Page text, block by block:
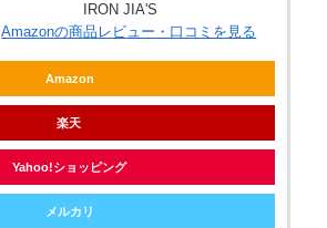
IRON JIA'S
Amazonの商品レビュー・口コミを見る
Amazon
楽天
Yahoo!ショッピング
メルカリ